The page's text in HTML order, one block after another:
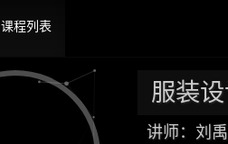
课程列表
服装
讲师：刘